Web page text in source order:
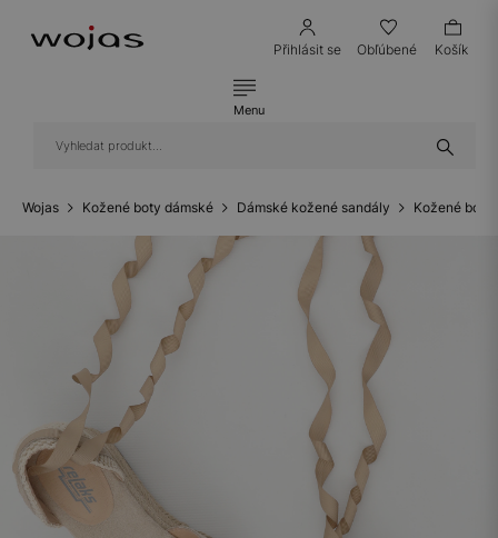
Přihlásit se Obľúbené Košík
Menu
Wojas Kožené boty dámské Dámské kožené sandály Kožené boty